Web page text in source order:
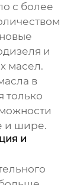
с более
и
масел.
в
только
и шире.
и